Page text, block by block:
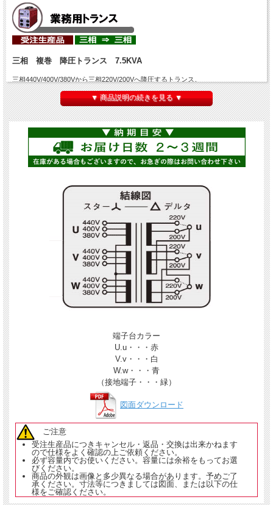
三相 複巻 降圧トランス 7.5KVA
三相440V/400V/380Vから三相220V/200Vへ降圧するトランス。
三相で最も出荷されている製品です。こちらの商品の容量は7.5KVA（7500VA)
ケース無し・乾式 低圧用 絶縁B種（許容最高温度120℃）。
▼ 商品説明の続きを見る ▼
端子台カラー
U.u・・・赤
V.v・・・白
W.w・・・青
（接地端子・・・緑）
図面ダウンロード
ご注意
受注生産品につきキャンセル・返品・交換は出来かねます
ので仕様をよく確認の上ご依頼ください。
必ず容量内でお使いください。容量には余裕をもってお選
びください。
商品の外観は画像と多少異なる場合があります。予めご了
承ください。寸法等につきましては図面、または以下の仕
様をご確認ください。